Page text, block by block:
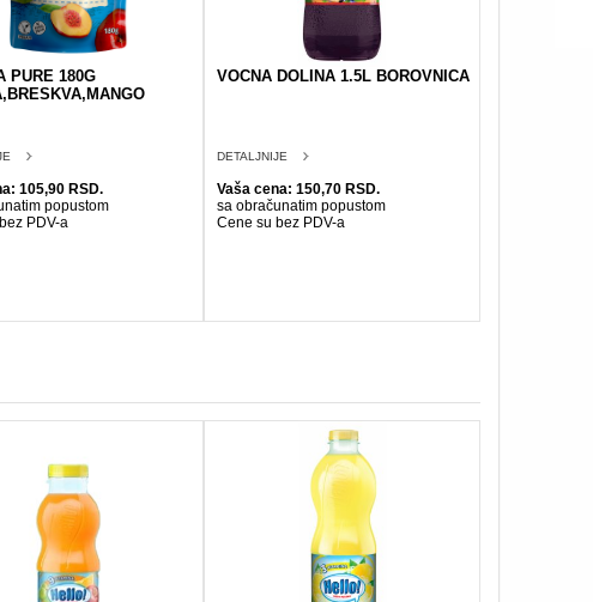
PURE 180G
105,90 RSD.
popustom
PDV-a
VOCNA DOLINA 1.5L BOROVNICA
DETALJNIJE
Vaša cena: 150,70 RSD.
sa obračunatim popustom
Cene su bez PDV-a